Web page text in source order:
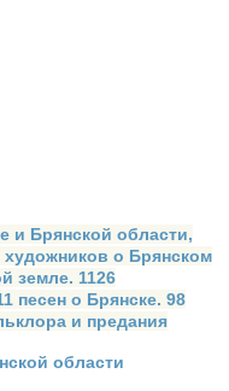
и Брянской области,
художников о Брянском
земле. 1126
песен о Брянске. 98
и предания
области